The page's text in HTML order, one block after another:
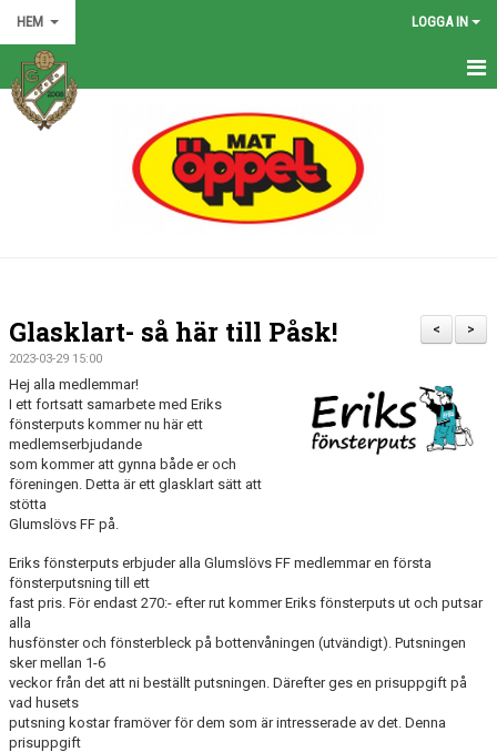
HEM LOGGA IN
HEM
KALENDER
BILDGALLERI
MATCHER
VÅRA LAG
KLÄDKOLLEKTION
FOTBOLLSSKOLAN 2026
>
<
Glasklart- så här till Påsk!
2023-03-29 15:00
Hej alla medlemmar!
I ett fortsatt samarbete med Eriks
fönsterputs kommer nu här ett
medlemserbjudande
som kommer att gynna både er och
föreningen. Detta är ett glasklart sätt att
stötta
Glumslövs FF på.
Eriks fönsterputs erbjuder alla Glumslövs FF medlemmar en första
fönsterputsning till ett
fast pris. För endast 270:- efter rut kommer Eriks fönsterputs ut och putsar
alla
husfönster och fönsterbleck på bottenvåningen (utvändigt). Putsningen
sker mellan 1-6
veckor från det att ni beställt putsningen. Därefter ges en prisuppgift på
vad husets
putsning kostar framöver för dem som är intresserade av det. Denna
prisuppgift